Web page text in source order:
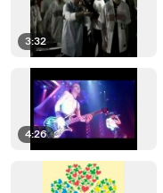
3:32
4:26